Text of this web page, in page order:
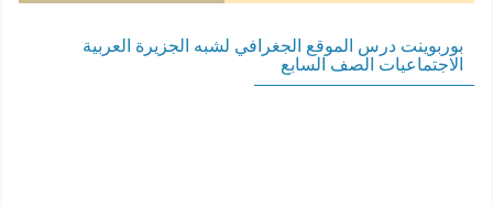
بوربوينت درس الموقع الجغرافي لشبه الجزيرة العربية
الاجتماعيات الصف السابع